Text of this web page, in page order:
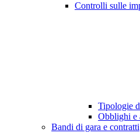
Controlli sulle
Tipologie
Obblighi e
Bandi di gara e contratti